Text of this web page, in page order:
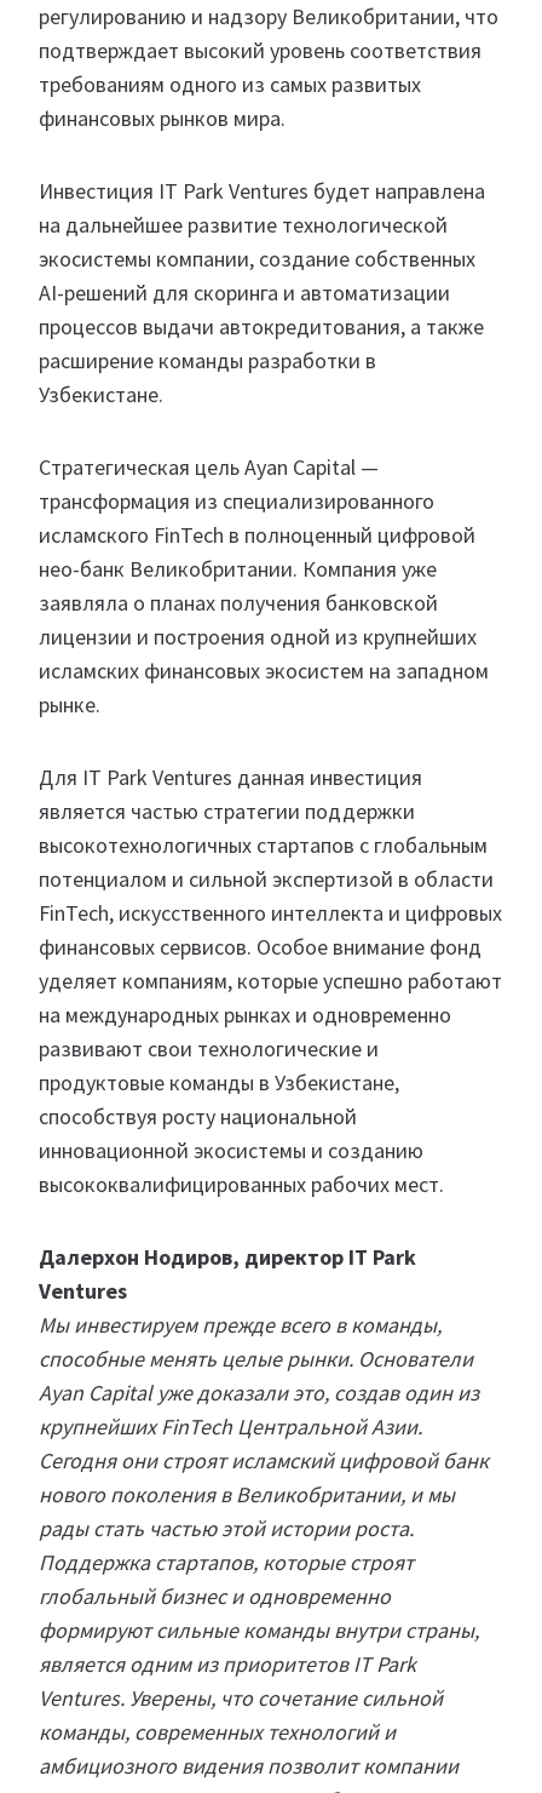
регулированию и надзору Великобритании, что
подтверждает высокий уровень соответствия
требованиям одного из самых развитых
финансовых рынков мира.
Инвестиция IT Park Ventures будет направлена
на дальнейшее развитие технологической
экосистемы компании, создание собственных
AI-решений для скоринга и автоматизации
процессов выдачи автокредитования, а также
расширение команды разработки в
Узбекистане.
Стратегическая цель Ayan Capital —
трансформация из специализированного
исламского FinTech в полноценный цифровой
нео-банк Великобритании. Компания уже
заявляла о планах получения банковской
лицензии и построения одной из крупнейших
исламских финансовых экосистем на западном
рынке.
Для IT Park Ventures данная инвестиция
является частью стратегии поддержки
высокотехнологичных стартапов с глобальным
потенциалом и сильной экспертизой в области
FinTech, искусственного интеллекта и цифровых
финансовых сервисов. Особое внимание фонд
уделяет компаниям, которые успешно работают
на международных рынках и одновременно
развивают свои технологические и
продуктовые команды в Узбекистане,
способствуя росту национальной
инновационной экосистемы и созданию
высококвалифицированных рабочих мест.
Далерхон Нодиров, директор IT Park
Ventures
Мы инвестируем прежде всего в команды,
способные менять целые рынки. Основатели
Ayan Capital уже доказали это, создав один из
крупнейших FinTech Центральной Азии.
Сегодня они строят исламский цифровой банк
нового поколения в Великобритании, и мы
рады стать частью этой истории роста.
Поддержка стартапов, которые строят
глобальный бизнес и одновременно
формируют сильные команды внутри страны,
является одним из приоритетов IT Park
Ventures. Уверены, что сочетание сильной
команды, современных технологий и
амбициозного видения позволит компании